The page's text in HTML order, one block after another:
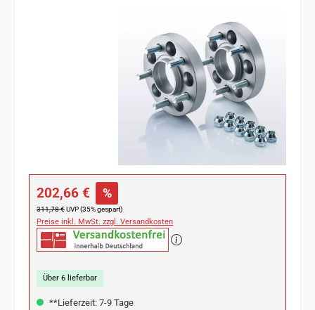
Verkaufspreis:
202,66 € %
Regulärer Preis:
311,78 €UVP (35% gespart)
Preise inkl. MwSt. zzgl. Versandkosten
Über 6 lieferbar
**Lieferzeit: 7-9 Tage